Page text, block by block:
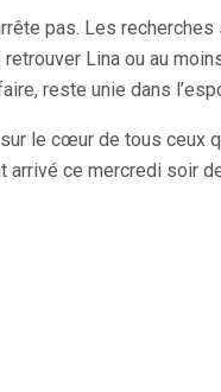
pas. Les
Lina ou au
reste unie dans
le cœur de tous ceux
arrivé ce mercredi soir